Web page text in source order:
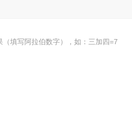
（填写阿拉伯数字），如：三加四=7